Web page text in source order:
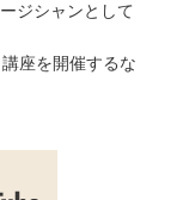
ジシャンとして
座を開催するな